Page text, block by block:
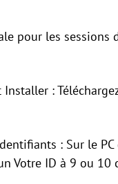
pour les
Installer :
: Sur le
Votre ID à 9 ou